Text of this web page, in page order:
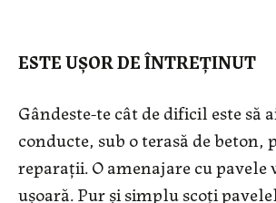
ESTE UȘOR DE ÎNTREȚINUT
Gândeste-te cât de dificil este să
conducte, sub o terasă de beton,
reparații. O amenajare cu pavele
ușoară. Pur și simplu scoți